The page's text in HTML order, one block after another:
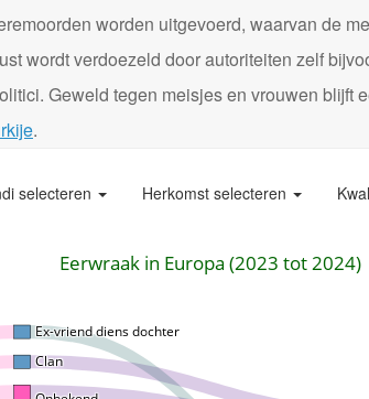
worden uitgevoerd, waarvan de
wordt verdoezeld door autoriteiten zelf
Geweld tegen meisjes en vrouwen blijft
.